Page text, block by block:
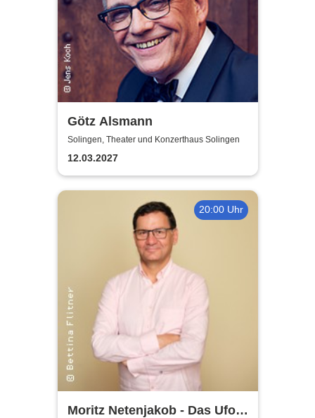
Götz Alsmann
Solingen, Theater und Konzerthaus Solingen
12.03.2027
20:00 Uhr
Moritz Netenjakob - Das Ufo